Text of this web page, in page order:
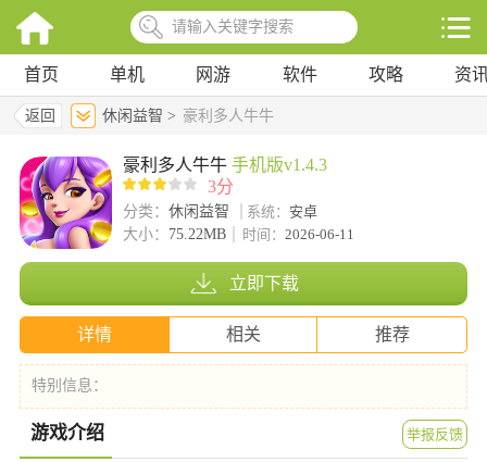
首页 单机 网游 软件 攻略 资
返回 休闲益智 > 豪利多人牛牛
豪利多人牛牛 手机版v1.4.3
3分
分类： 休闲益智 系统： 安卓
大小： 75.22MB 时间： 2026-06-11
立即下载
详情 相关 推荐
特别信息：
游戏介绍 举报反馈